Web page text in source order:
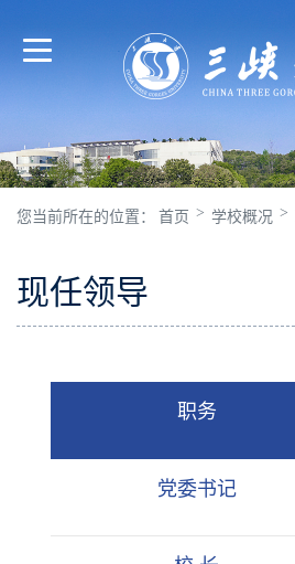
您当前所在的位置： 首页 > 学校概况 >
现任领导
职务
党委书记